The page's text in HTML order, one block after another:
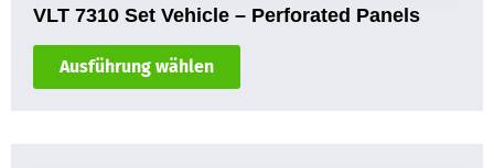
VLT 7310 Set Vehicle – Perforated Panels
Ausführung wählen